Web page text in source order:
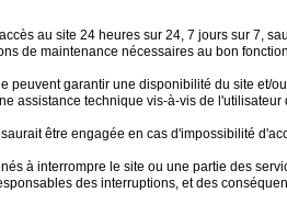
au site 24 heures sur 24, 7 jours sur 7,
de maintenance nécessaires au bon
peuvent garantir une disponibilité du site et/
assistance technique vis-à-vis de
être engagée en cas d'impossibilité
à interrompre le site ou une partie des
des interruptions, et des